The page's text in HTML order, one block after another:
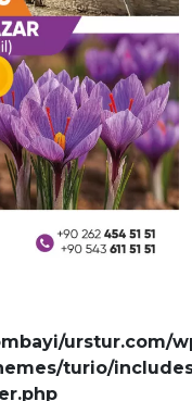
urstur.com/
turio/